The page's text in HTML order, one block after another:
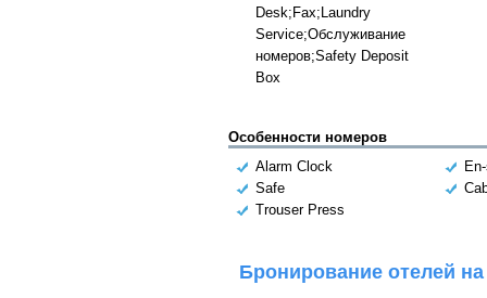
Desk;Fax;Laundry
Service;Обслуживание
номеров;Safety Deposit
Box
Особенности номеров
Alarm Clock
Safe
Trouser Press
Бронирование отелей